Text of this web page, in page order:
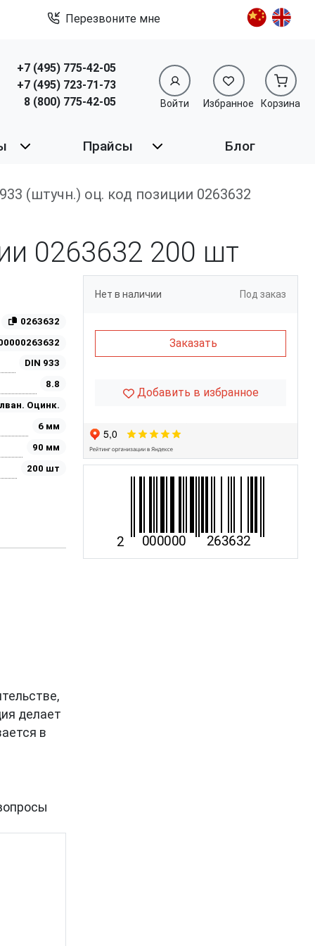
Перезвоните мне
+7 (495) 775-42-05
+7 (495) 723-71-73
8 (800) 775-42-05
Войти Избранное Корзина
Прайсы Блог
933 (штучн.) оц. код позиции 0263632
0263632 200 шт
0263632
DIN 933
8.8
Оцинк.
6 мм
90 мм
200 шт
делает
в
Нет в наличии Под заказ
Заказать
Добавить в избранное